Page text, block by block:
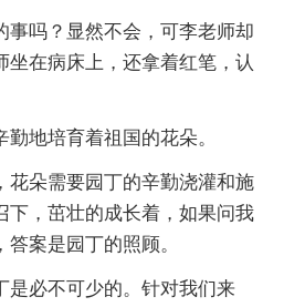
事吗？显然不会，可李老师却
坐在病床上，还拿着红笔，认
地培育着祖国的花朵。
花朵需要园丁的辛勤浇灌和施
下，茁壮的成长着，如果问我
案是园丁的照顾。
是必不可少的。针对我们来